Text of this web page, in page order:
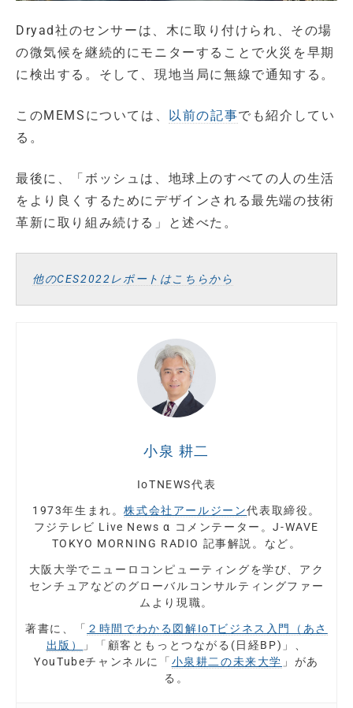
Dryad社のセンサーは、木に取り付けられ、その場
の微気候を継続的にモニターすることで火災を早期
に検出する。そして、現地当局に無線で通知する。
このMEMSについては、 以前の記事でも紹介してい
る。
最後に、「ボッシュは、地球上のすべての人の生活
をより良くするためにデザインされる最先端の技術
革新に取り組み続ける」と述べた。
他のCES2022レポートはこちらから
小泉 耕二
IoTNEWS代表
1973年生まれ。株式会社アールジーン代表取締役。
フジテレビ Live News α コメンテーター。J-WAVE
TOKYO MORNING RADIO 記事解説。など。
大阪大学でニューロコンピューティングを学び、アク
センチュアなどのグローバルコンサルティングファー
ムより現職。
著書に、「 ２時間でわかる図解IoTビジネス入門（あさ
出版）
」「顧客ともっとつながる(日経BP)」、
YouTubeチャンネルに「 小泉耕二の未来大学 」があ
る。